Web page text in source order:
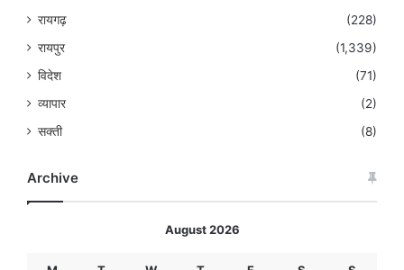
रायगढ़
(228)
रायपुर
(1,339)
विदेश
(71)
व्यापार
(2)
सक्ती
(8)
Archive
August 2026